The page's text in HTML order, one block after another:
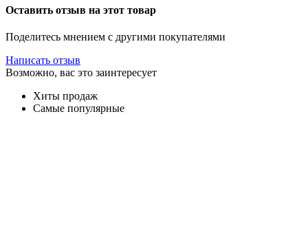
Оставить отзыв на этот товар
Поделитесь мнением с другими покупателями
Написать отзыв
Возможно, вас это заинтересует
Хиты продаж
Самые популярные